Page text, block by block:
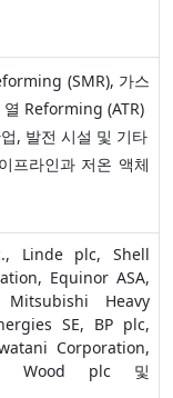
(SMR), 가스
열 Reforming (ATR)
, 발전 시설 및 기타
프라인과 저온 액체
Linde plc, Shell
Equinor ASA,
Heavy
SE, BP plc,
Corporation,
Wood plc 및